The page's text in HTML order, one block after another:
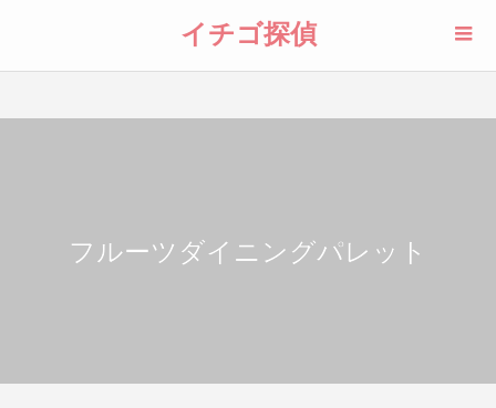
イチゴ探偵
フルーツダイニングパレット